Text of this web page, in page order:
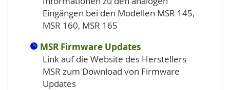
Eingängen bei den Modellen MSR 145,
MSR 160, MSR 165
MSR Firmware Updates
Link auf die Website des Herstellers
MSR zum Download von Firmware
Updates